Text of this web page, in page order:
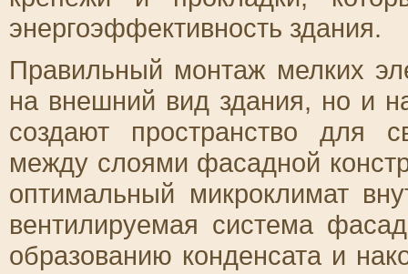
энергоэффективность здания.
Правильный монтаж мелких
на внешний вид здания, но и
создают пространство для
между слоями фасадной
оптимальный микроклимат
вентилируемая система
образованию конденсата и